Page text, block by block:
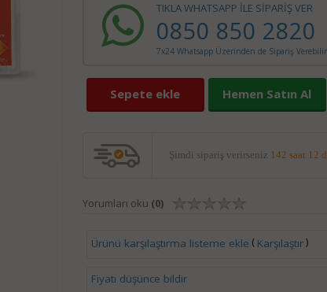
TIKLA WHATSAPP İLE SİPARİŞ VER
0850 850 2820
7x24 Whatsapp Üzerinden de Sipariş
Sepete ekle Hemen Satın Al
Şimdi sipariş verirseniz 142 saat 12
Yorumları oku (0)
Ürünü karşılaştırma listeme ekle ( Karşılaştır)
Fiyatı düşünce bildir